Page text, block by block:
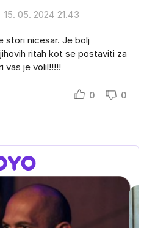
15. 05. 2024 21.43
stori nicesar. Je bolj
ritah kot se postaviti za
vas je volil!!!!!
0 0